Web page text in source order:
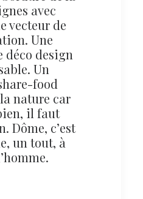
avec
vecteur de
Une
déco design
Un
food
nature car
il faut
Dôme, c’est
un tout, à